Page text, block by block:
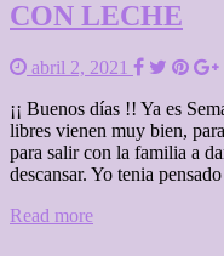
CON LECHE
abril 2, 2021
¡¡ Buenos días !! Ya es
libres vienen muy bien,
para salir con la familia a
descansar. Yo tenia
Read more